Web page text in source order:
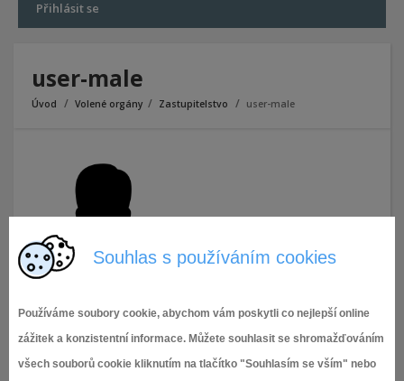
Souhlas s používáním cookies
Používáme soubory cookie, abychom vám poskytli co nejlepší online
zážitek a konzistentní informace. Můžete souhlasit se shromažďováním
všech souborů cookie kliknutím na tlačítko "Souhlasím se vším" nebo
Přihlásit se
user-male
Úvod Volené orgány Zastupitelstvo user-male